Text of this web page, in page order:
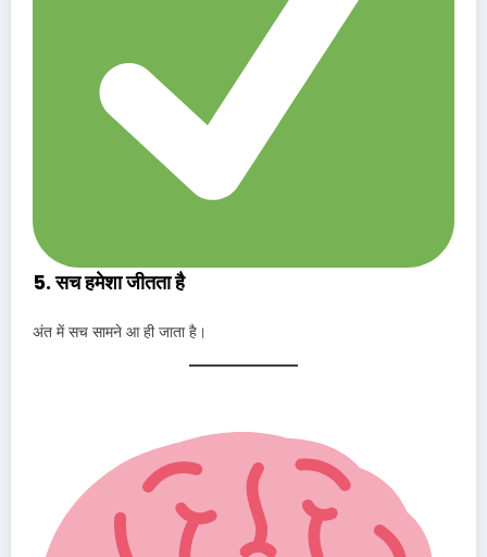
5. सच हमेशा जीतता है
अंत में सच सामने आ ही जाता है।